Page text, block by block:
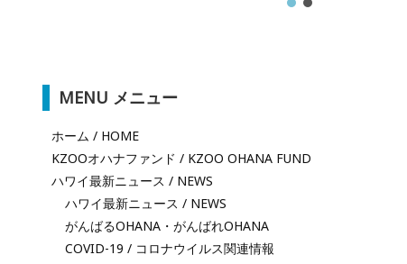
MENU メニュー
ホーム / HOME
KZOOオハナファンド / KZOO OHANA FUND
ハワイ最新ニュース / NEWS
ハワイ最新ニュース / NEWS
がんばるOHANA・がんばれOHANA
COVID-19 / コロナウイルス関連情報